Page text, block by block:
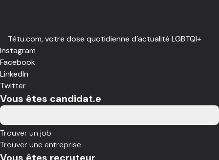
Têtu.com, votre dose quotidienne d’actualité LGBTQI+
Instagram
Facebook
LinkedIn
Twitter
Vous êtes candidat.e
Trouver un job
Trouver une entreprise